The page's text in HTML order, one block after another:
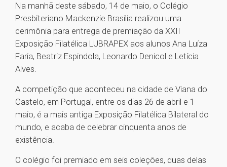
Na manhã deste sábado, 14 de maio, o Colégio
Presbiteriano Mackenzie Brasília realizou uma
cerimônia para entrega de premiação da XXII
Exposição Filatélica LUBRAPEX aos alunos Ana Luíza
Faria, Beatriz Espindola, Leonardo Denicol e Letícia
Alves.
A competição que aconteceu na cidade de Viana do
Castelo, em Portugal, entre os dias 26 de abril e 1
maio, é a mais antiga Exposição Filatélica Bilateral do
mundo, e acaba de celebrar cinquenta anos de
existência.
O colégio foi premiado em seis coleções, duas delas